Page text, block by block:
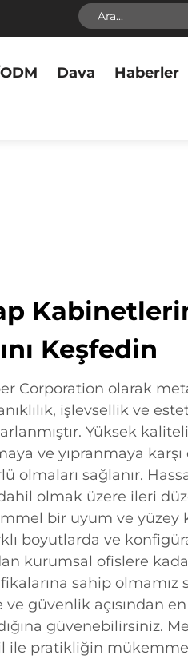
Dava Haberler
Keşfedin
Corporation olarak
işlevsellik ve
Yüksek
ve yıpranmaya
olmaları sağlanır.
olmak üzere ileri
bir uyum ve yüzey
boyutlarda ve
kurumsal ofislere
sahip olmamız
güvenlik açısından
güvenebilirsiniz.
ile pratikliğin